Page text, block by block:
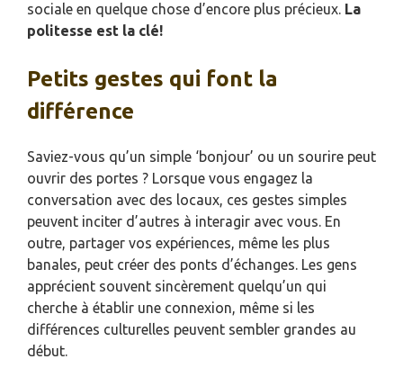
sociale en quelque chose d’encore plus précieux. La
politesse est la clé!
Petits gestes qui font la
différence
Saviez-vous qu’un simple ‘bonjour’ ou un sourire peut
ouvrir des portes ? Lorsque vous engagez la
conversation avec des locaux, ces gestes simples
peuvent inciter d’autres à interagir avec vous. En
outre, partager vos expériences, même les plus
banales, peut créer des ponts d’échanges. Les gens
apprécient souvent sincèrement quelqu’un qui
cherche à établir une connexion, même si les
différences culturelles peuvent sembler grandes au
début.